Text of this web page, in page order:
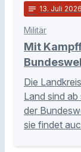
notes 13. Juli
Militär
Mit
Die
Land sind
der
sie findet